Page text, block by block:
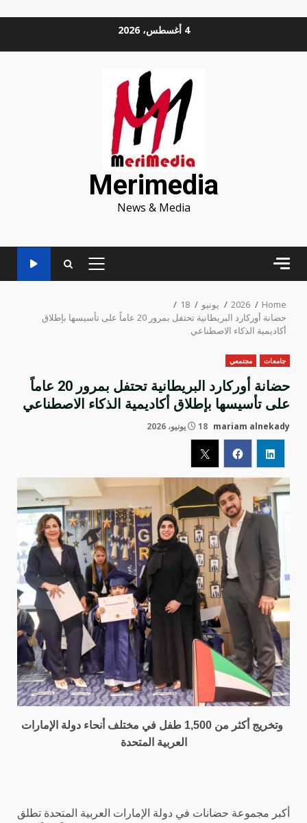
4 أغسطس، 2026
Merimedia
News & Media
PRIMARY
Home
2026 يونيو
18
حضانة أوركارد البريطانية تحتفل بمرور 20 عاماً على تأسيسها بإطلاق
أكاديمية الذكاء الاصطناعي
جامعات مجتمعي
حضانة أوركارد البريطانية تحتفل بمرور 20 عاماً
على تأسيسها بإطلاق أكاديمية الذكاء الاصطناعي
mariam alnekady 18 يونيو، 2026
وتخريج أكثر من 1,500 طفل في مختلف أنحاء دولة الإمارات
العربية المتحدة
أكبر مجموعة حضانات في دولة الإمارات العربية المتحدة تطلق